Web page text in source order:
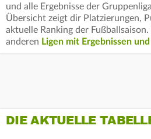
und alle Ergebnisse der
Übersicht zeigt dir Platzierungen,
aktuelle Ranking der
anderen Ligen mit Ergebnissen
DIE AKTUELLE